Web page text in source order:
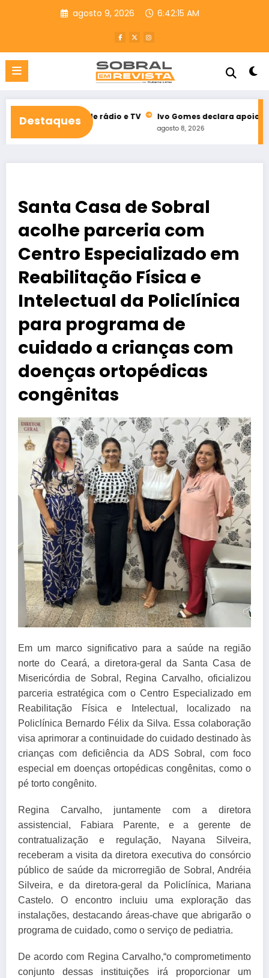
agosto 9, 2026 6:42:17 AM
Destaques
de rádio e TV Ivo Gomes declara apoio à reeleição de
Santa Casa de Sobral
acolhe parceria com
Centro Especializado em
Reabilitação Física e
Intelectual da Policlínica
para programa de
cuidado a crianças com
doenças ortopédicas
congênitas
Em um marco significativo para a saúde na região
norte do Ceará, a diretora-geral da Santa Casa de
Misericórdia de Sobral, Regina Carvalho, oficializou
parceria estratégica com o Centro Especializado em
Reabilitação Física e Intelectual, localizado na
Policlínica Bernardo Félix da Silva. Essa colaboração
visa aprimorar a continuidade do cuidado destinado às
crianças com deficiência da ADS Sobral, com foco
especial em doenças ortopédicas congênitas, como o
pé torto congênito.
Regina Carvalho, juntamente com a diretora
assistencial, Fabiara Parente, e a gerente de
contratualização e regulação, Nayana Silveira,
receberam a visita da diretora executiva do consórcio
público de saúde da microrregião de Sobral, Andréia
Silveira, e da diretora-geral da Policlínica, Mariana
Castelo. O encontro incluiu uma exploração das
instalações, destacando áreas-chave que abrigarão o
programa de cuidado, como o serviço de pediatria.
De acordo com Regina Carvalho,“o comprometimento
conjunto dessas instituições irá proporcionar um